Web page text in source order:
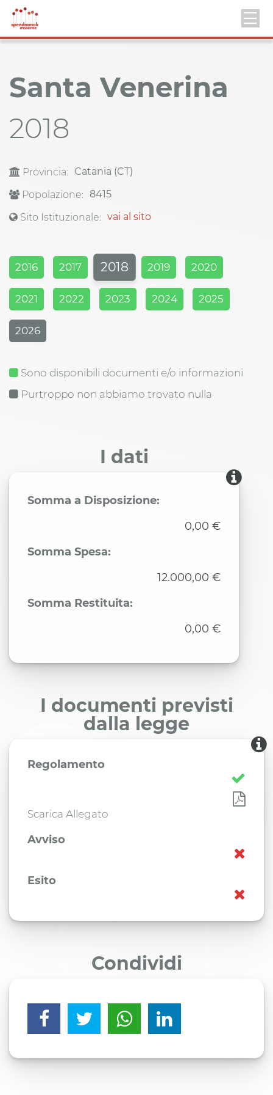
Santa Venerina
2018
Provincia:
Catania (CT)
Popolazione: 8415
Sito Istituzionale: vai al sito
2016 2017 2018 2019 2020
2021 2022 2023 2024 2025
2026
Sono disponibili documenti e/o informazioni
Purtroppo non abbiamo trovato nulla
I dati
Somma a Disposizione:
0,00 €
Somma Spesa:
12.000,00 €
Somma Restituita:
0,00 €
I documenti previsti
dalla legge
Regolamento
Scarica Allegato
Avviso
Esito
Condividi